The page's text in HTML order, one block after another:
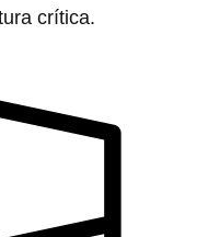
crítica.